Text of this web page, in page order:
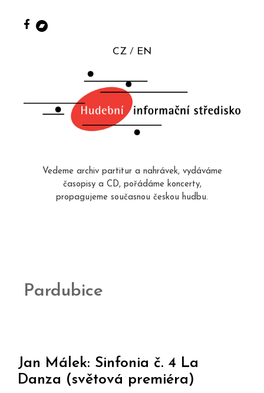
CZ EN
Vedeme archiv partitur a nahrávek, vydáváme
časopisy a CD, pořádáme koncerty,
propagujeme současnou českou hudbu.
Pardubice
Jan Málek: Sinfonia č. 4 La
Danza (světová premiéra)